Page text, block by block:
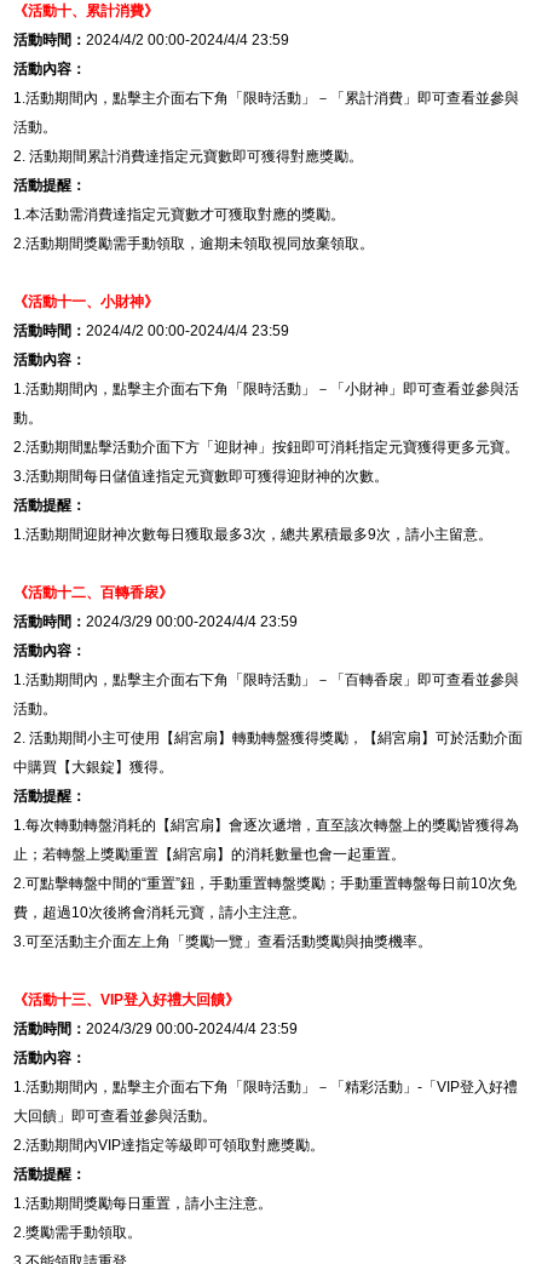
《活動十、累計消費》
活動時間：2024/4/2 00:00-2024/4/4 23:59
活動內容：
1.活動期間內，點擊主介面右下角「限時活動」－「累計消費 」即可查看並參與
活動。
2. 活動期間累計消費達指定元寶數即可獲得對應獎勵。
活動提醒：
1.本活動需消費達指定元寶數才可獲取對應的獎勵。
2.活動期間獎勵需手動領取，逾期未領取視同放棄領取。
《活動十一、小財神》
活動時間：2024/4/2 00:00-2024/4/4 23:59
活動內容：
1.活動期間內，點擊主介面右下角「限時活動」－「小財神 」即可查看並參與活
動。
2.活動期間點擊活動介面下方「迎財神」按鈕即可消耗指定元寶獲得更多元寶。
3.活動期間每日儲值達指定元寶數即可獲得迎財神的次數。
活動提醒：
1.活動期間迎財神次數每日獲取最多3次，總共累積最多9次，請小主留意。
《活動十二、百轉香扆》
活動時間：2024/3/29 00:00-2024/4/4 23:59
活動內容：
1.活動期間內，點擊主介面右下角「限時活動」－「百轉香扆 」即可查看並參與
活動。
2.活動期間小主可使用【絹宮扇】轉動轉盤獲得獎勵，【絹宮扇】可於活動介面
中購買【大銀錠】獲得。
活動提醒：
1.每次轉動轉盤消耗的【絹宮扇】會逐次遞增，直至該次轉盤上的獎勵皆獲得為
止；若轉盤上獎勵重置【絹宮扇】的消耗數量也會一起重置。
2.可點擊轉盤中間的“重置”鈕，手動重置轉盤獎勵；手動重置轉盤每日前10次免
費，超過10次後將會消耗元寶，請小主注意。
3.可至活動主介面左上角「獎勵一覽」查看活動獎勵與抽獎機率。
《活動十三、VIP登入好禮大回饋》
活動時間：2024/3/29 00:00-2024/4/4 23:59
活動內容：
1.活動期間內，點擊主介面右下角「限時活動」－「精彩活動」- 「VIP登入好禮
大回饋」即可查看並參與活動。
2.活動期間內VIP達指定等級即可領取對應獎勵。
活動提醒：
1.活動期間獎勵每日重置，請小主注意。
2.獎勵需手動領取。